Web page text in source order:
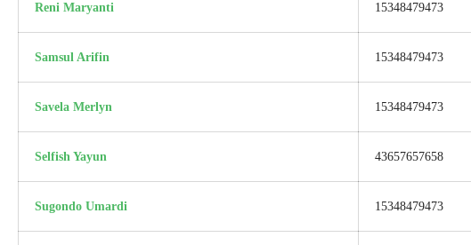
Reni Maryanti 15348479473
Samsul Arifin 15348479473
Savela Merlyn 15348479473
Selfish Yayun 43657657658
Sugondo Umardi 15348479473